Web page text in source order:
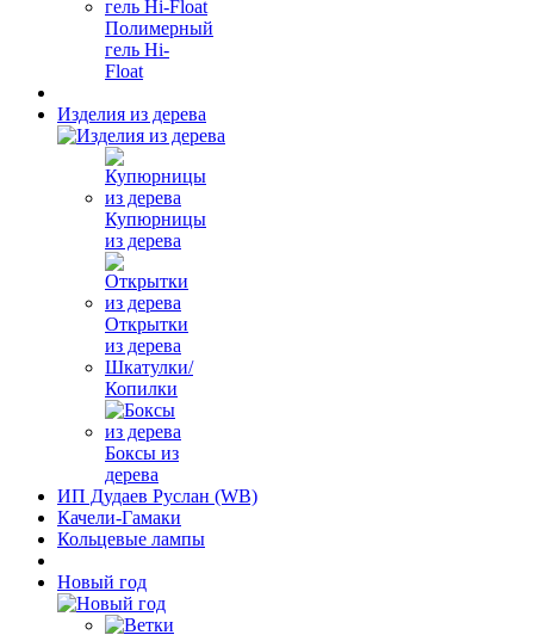
Полимерный
гель Hi-
Float
Изделия из дерева
Купюрницы
из дерева
Открытки
из дерева
Шкатулки/
Копилки
Боксы из
дерева
ИП Дудаев Руслан (WB)
Качели-Гамаки
Кольцевые лампы
Новый год